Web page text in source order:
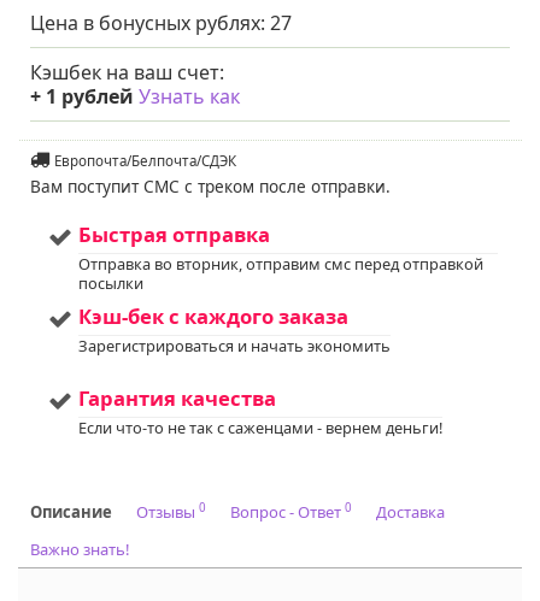
вашим садом. Запись
доступна. Если у вас
остались вопросы,
получения
дополнительной
Напишите нам в Viber
или WhatsApp
Код на питомнике:
Цена в бонусных рублях: 27
Кэшбек на ваш счет:
+ 1 рублей Узнать как
Европочта/Белпочта/СДЭК
Вам поступит СМС с треком после отправки.
Быстрая отправка
Отправка во вторник, отправим смс перед отправкой
посылки
Кэш-бек с каждого заказа
Зарегистрироваться и начать экономить
Гарантия качества
Если что-то не так с саженцами - вернем деньги!
Описание Отзывы 0 Вопрос - Ответ 0
Доставка
Важно знать!